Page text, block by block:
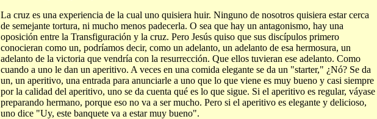
La cruz es una experiencia de la cual uno quisiera huir. Ninguno de nosotros quisiera estar cerca
de semejante tortura, ni mucho menos padecerla. O sea que hay un antagonismo, hay una
oposición entre la Transfiguración y la cruz. Pero Jesús quiso que sus discípulos primero
conocieran como un, podríamos decir, como un adelanto, un adelanto de esa hermosura, un
adelanto de la victoria que vendría con la resurrección. Que ellos tuvieran ese adelanto. Como
cuando a uno le dan un aperitivo. A veces en una comida elegante se da un "starter," ¿Nó? Se da
un, un aperitivo, una entrada para anunciarle a uno que lo que viene es muy bueno y casi siempre
por la calidad del aperitivo, uno se da cuenta qué es lo que sigue. Si el aperitivo es regular, váyase
preparando hermano, porque eso no va a ser mucho. Pero si el aperitivo es elegante y delicioso,
uno dice "Uy, este banquete va a estar muy bueno".